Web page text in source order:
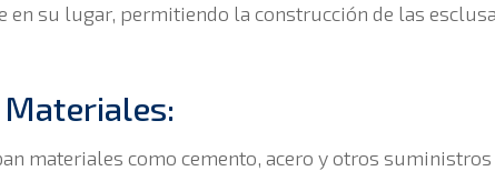
en su lugar, permitiendo la construcción de las
materiales como cemento, acero y otros